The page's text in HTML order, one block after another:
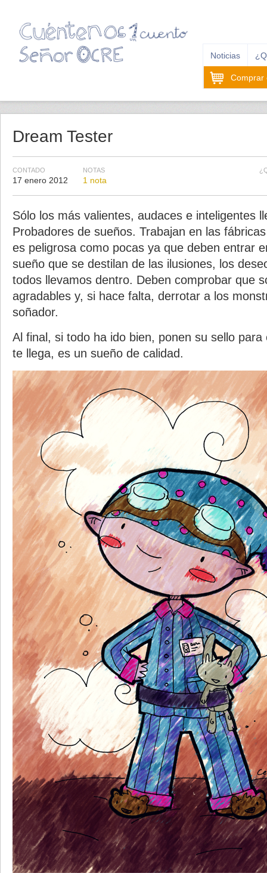
Noticias
Comprar
Dream Tester
CONTADO
17 enero 2012
NOTAS
1 nota
Sólo los más valientes, audaces e inteligentes
Probadores de sueños. Trabajan en las
es peligrosa como pocas ya que deben entrar
sueño que se destilan de las ilusiones, los
todos llevamos dentro. Deben comprobar que
agradables y, si hace falta, derrotar a los
soñador.
Al final, si todo ha ido bien, ponen su sello
te llega, es un sueño de calidad.